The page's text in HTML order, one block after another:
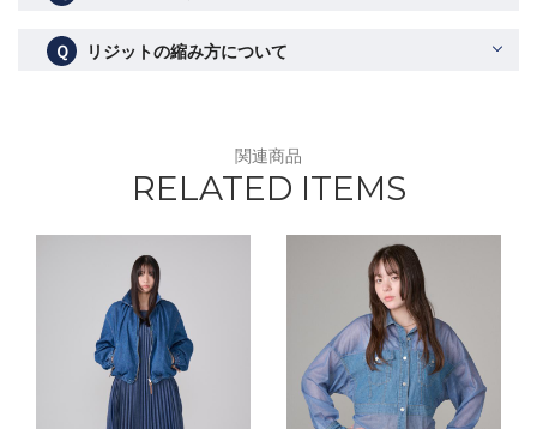
Ｑ リジットの縮み方について
関連商品
RELATED ITEMS